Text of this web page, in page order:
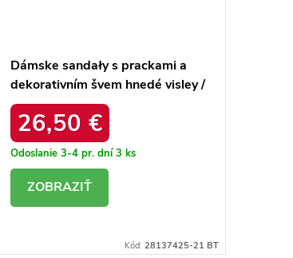
Dámske sandały s prackami a
dekorativním švem hnedé visley /
G474 CAMEL
26,50 €
Odoslanie 3-4 pr. dní3 ks
Kód: 28137425-21 BT